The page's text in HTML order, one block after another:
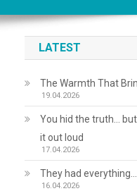
LATEST
The Warmth That
19.04.2026
You hid the truth…
it out loud
17.04.2026
They had
16.04.2026